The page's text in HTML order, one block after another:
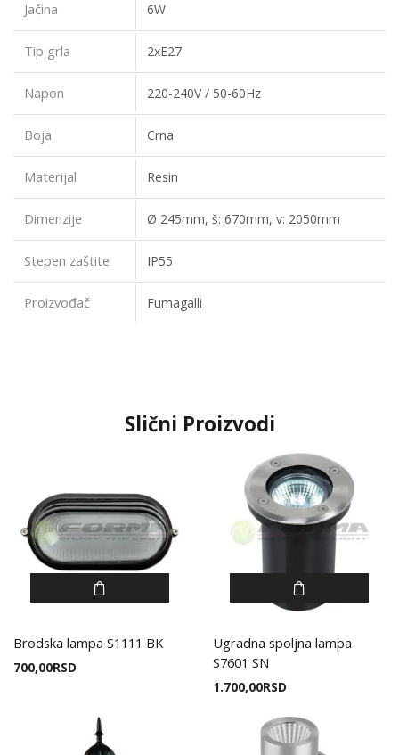
Jačina 6W
Tip grla 2xE27
Napon 220-240V / 50-60Hz
Boja Crna
Materijal Resin
Dimenzije Ø 245mm, š: 670mm, v: 2050mm
Stepen zaštite IP55
Proizvođač Fumagalli
Slični Proizvodi
Brodska lampa S1111 BK
700,00RSD
Ugradna spoljna lampa
S7601 SN
1.700,00RSD